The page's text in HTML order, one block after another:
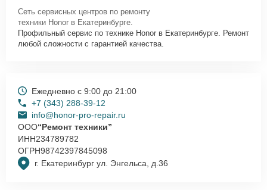
Сеть сервисных центров по ремонту
техники Honor в Екатеринбурге.
Профильный сервис по технике Honor в Екатеринбурге. Ремонт
любой сложности с гарантией качества.
г. Екатеринбург ул. Энгельса, д.36
Ежедневно с 9:00 до 21:00
+7 (343) 288-39-12
info@honor-pro-repair.ru
ООО“Ремонт техники”
ИНН234789782
ОГРН98742397845098